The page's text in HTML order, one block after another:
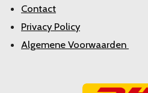
Contact
Privacy Policy
Algemene Voorwaarden